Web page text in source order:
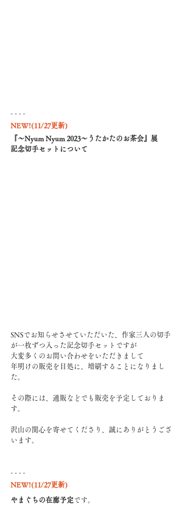
- - - -
NEW!(11/27更新)
『〜Nyum Nyum 2023〜うたかたのお茶会』展
記念切手セットについて
SNSでお知らせさせていただいた、作家三人の切手
が一枚ずつ入った記念切手セットですが
大変多くのお問い合わせをいただきまして
年明けの販売を目処に、増刷することになりまし
た。
その際には、通販などでも販売を予定しておりま
す。
沢山の関心を寄せてくださり、誠にありがとうござ
います。
- - - -
NEW!(11/27更新)
やまぐちの在廊予定です。